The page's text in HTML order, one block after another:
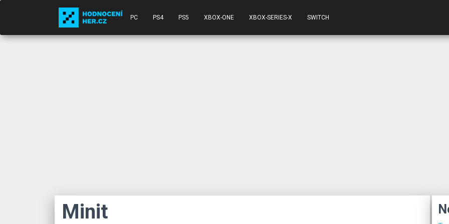
PC PS4 PS5 XBOX-ONE XBOX-SERIES-X SWITCH
Minit